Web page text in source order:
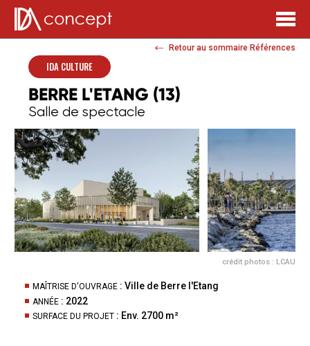
BERRE L'ETANG (13)
Salle de spectacle
IDA CULTURE
Retour au sommaire Références
crédit photos : LCAU
MAÎTRISE D'OUVRAGE : Ville de Berre l'Etang
ANNÉE : 2022
SURFACE DU PROJET : Env. 2700 m²